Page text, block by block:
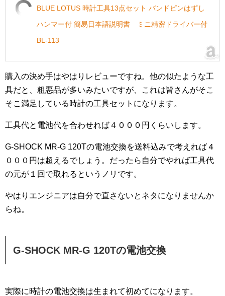
BLUE LOTUS 時計工具13点セット バンドピンはずし
ハンマー付 簡易日本語説明書 ミニ精密ドライバー付
BL-113
購入の決め手はやはりレビューですね。他の似たような工
具だと、粗悪品が多いみたいですが、これは皆さんがそこ
そこ満足している時計の工具セットになります。
工具代と電池代を合わせれば４０００円くらいします。
G-SHOCK MR-G 120Tの電池交換を送料込みで考えれば４
０００円は超えるでしょう。だったら自分でやれば工具代
の元が１回で取れるというノリです。
やはりエンジニアは自分で直さないとネタになりませんか
らね。
G-SHOCK MR-G 120Tの電池交換
実際に時計の電池交換は生まれて初めてになります。